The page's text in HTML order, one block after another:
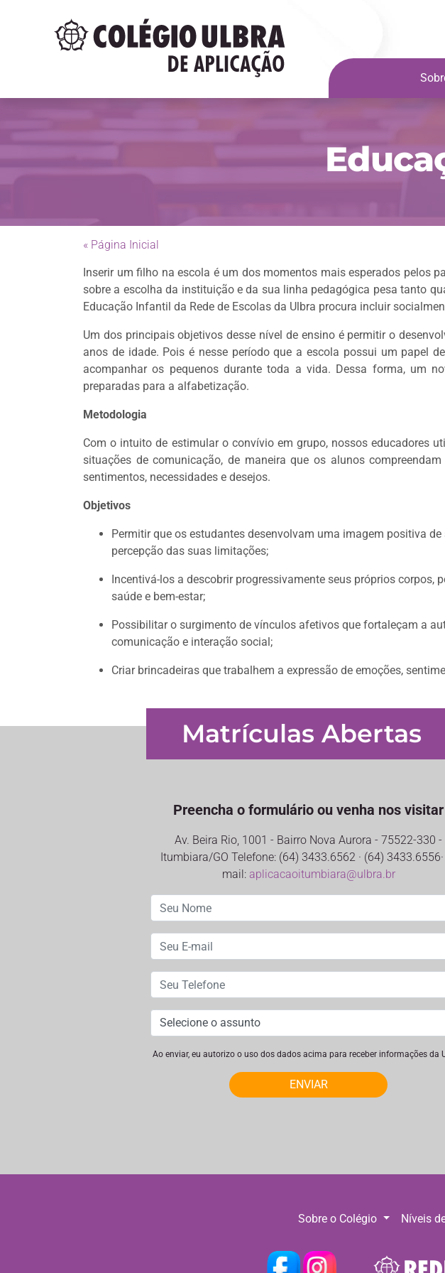
« Página Inicial
Inserir um filho na escola é um dos momentos mais esperados pelos
sobre a escolha da instituição e da sua linha pedagógica pesa tanto
Educação Infantil da Rede de Escolas da Ulbra procura incluir
Um dos principais objetivos desse nível de ensino é permitir o
anos de idade. Pois é nesse período que a escola possui um papel
acompanhar os pequenos durante toda a vida. Dessa forma, um
preparadas para a alfabetização.
Metodologia
Com o intuito de estimular o convívio em grupo, nossos educadores
situações de comunicação, de maneira que os alunos
sentimentos, necessidades e desejos.
Objetivos
Permitir que os estudantes desenvolvam uma imagem positiva
percepção das suas limitações;
Incentivá-los a descobrir progressivamente seus próprios
saúde e bem-estar;
Possibilitar o surgimento de vínculos afetivos que fortaleçam a
comunicação e interação social;
Criar brincadeiras que trabalhem a expressão de emoções,
Matrículas Abertas
Preencha o formulário ou venha nos visitar
Av. Beira Rio, 1001 - Bairro Nova Aurora - 75522-330 -
Itumbiara/GO Telefone: (64) 3433.6562 · (64) 3433.6556·
mail: aplicacaoitumbiara@ulbra.br
Ao enviar, eu autorizo o uso dos dados acima para receber informações da
ENVIAR
Sobre o Colégio Níveis